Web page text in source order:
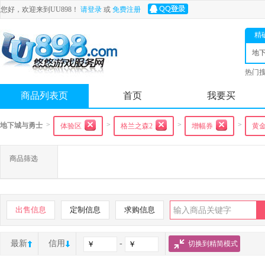
您好，欢迎来到UU898！ 请登录 或 免费注册
精
地
士
热门
商品列表页 首页 我要买
地下城与勇士 > 体验区 > 格兰之森2 > 增幅券 > 黄
商品筛选
出售信息 定制信息 求购信息
最新 信用 - 切换到精简模式